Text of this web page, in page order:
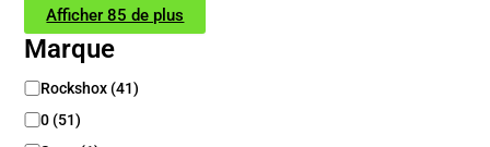
Afficher 85 de plus
Marque
M
r
Rockshox (41)
0 (51)